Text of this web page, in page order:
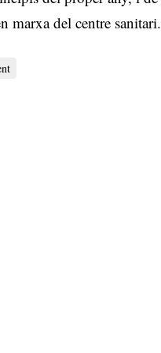
marxa del centre sanitari.